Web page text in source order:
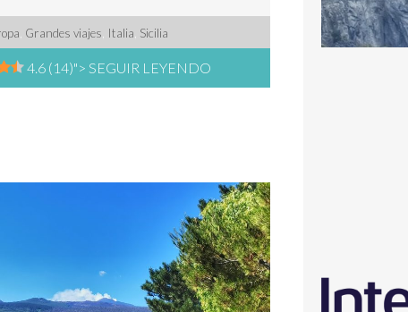
, Grandes viajes, Italia, Sicilia
4.6 (14)"> SEGUIR LEYENDO